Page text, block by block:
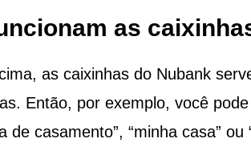
as
as caixinhas do Nubank
Então, por exemplo, você
de casamento”, “minha casa”